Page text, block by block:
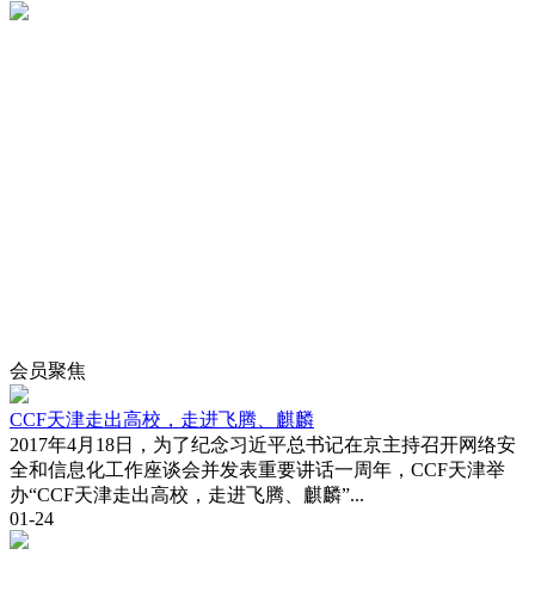
会员聚焦
CCF天津走出高校，走进飞腾、麒麟
2017年4月18日，为了纪念习近平总书记在京主持召开网络安
全和信息化工作座谈会并发表重要讲话一周年，CCF天津举
办“CCF天津走出高校，走进飞腾、麒麟”...
01-24